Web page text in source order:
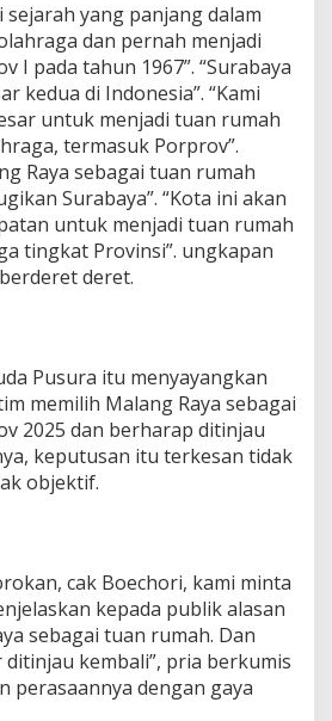
sejarah yang panjang dalam
dan pernah menjadi
I pada tahun 1967”. “Surabaya
kedua di Indonesia”. “Kami
untuk menjadi tuan rumah
termasuk Porprov”.
Raya sebagai tuan rumah
Surabaya”. “Kota ini akan
untuk menjadi tuan rumah
tingkat Provinsi”. ungkapan
deret.
Pusura itu menyayangkan
memilih Malang Raya sebagai
2025 dan berharap ditinjau
keputusan itu terkesan tidak
objektif.
cak Boechori, kami minta
kepada publik alasan
sebagai tuan rumah. Dan
kembali”, pria berkumis
perasaannya dengan gaya